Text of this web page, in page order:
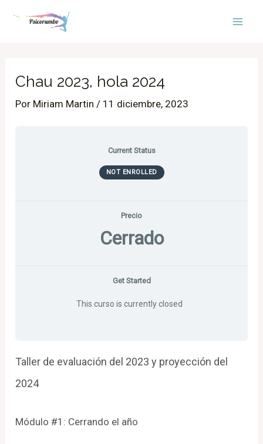
Chau 2023, hola 2024
Por Miriam Martin/ 11 diciembre, 2023
Current Status
NOT ENROLLED
Precio
Cerrado
Get Started
This curso is currently closed
Taller de evaluación del 2023 y proyección del
2024
Módulo #1: Cerrando el año